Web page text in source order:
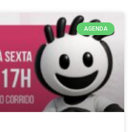
AGENDA